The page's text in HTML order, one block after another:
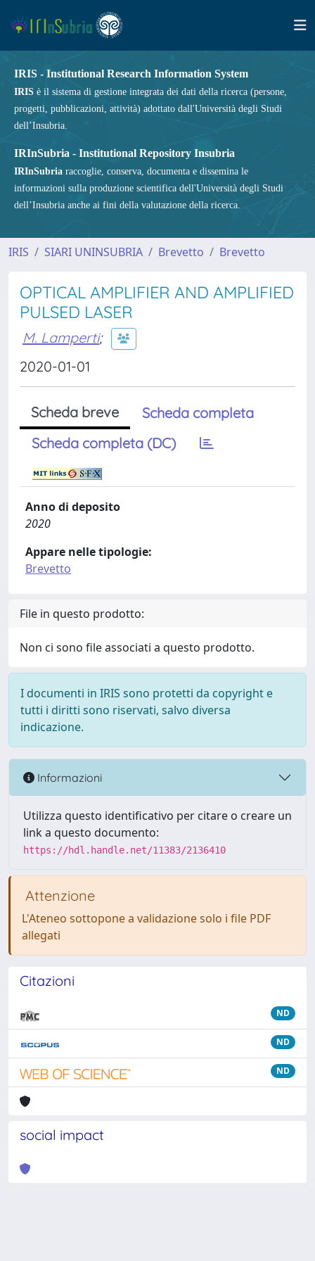
IRIS - Institutional Research Information System
IRIS è il sistema di gestione integrata dei dati della ricerca (persone,
progetti, pubblicazioni, attività) adottato dall'Università degli Studi
dell’Insubria.
IRInSubria - Institutional Repository Insubria
IRInSubria raccoglie, conserva, documenta e dissemina le
informazioni sulla produzione scientifica dell'Università degli Studi
dell’Insubria anche ai fini della valutazione della ricerca.
IRIS SIARI UNINSUBRIA Brevetto Brevetto
OPTICAL AMPLIFIER AND AMPLIFIED
PULSED LASER
M. Lamperti;
2020-01-01
Scheda breve
Scheda completa
Scheda completa (DC)
Anno di deposito
2020
Appare nelle tipologie:
Brevetto
File in questo prodotto:
Non ci sono file associati a questo prodotto.
I documenti in IRIS sono protetti da copyright e
tutti i diritti sono riservati, salvo diversa
indicazione.
Informazioni
Utilizza questo identificativo per citare o creare un
link a questo documento:
https://hdl.handle.net/11383/2136410
Attenzione
L'Ateneo sottopone a validazione solo i file PDF
allegati
Citazioni
ND
ND
ND
social impact